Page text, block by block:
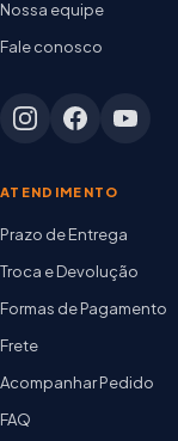
Nossa equipe
Fale conosco
ATENDIMENTO
Prazo de Entrega
Troca e Devolução
Formas de Pagamento
Frete
Acompanhar Pedido
FAQ